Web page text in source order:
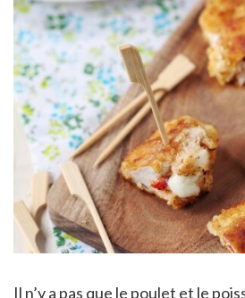
Il n’y a pas que le poulet et le